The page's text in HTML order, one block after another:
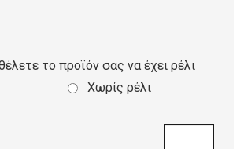
το προϊόν σας να έχει ρέλι
Χωρίς ρέλι